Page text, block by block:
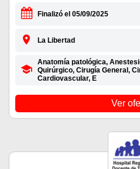
Finalizó el 05/09/2025
La Libertad
Anatomía patológica,
Quirúrgico, Cirugía General,
Cardiovascular, E
Ver